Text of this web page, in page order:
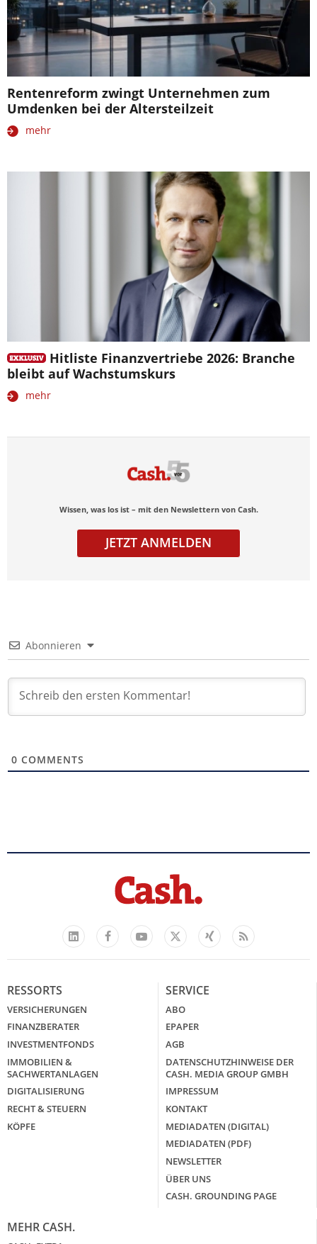
Rentenreform zwingt Unternehmen zum
Umdenken bei der Altersteilzeit
mehr
Hitliste Finanzvertriebe 2026: Branche
bleibt auf Wachstumskurs
mehr
Wissen, was los ist – mit den Newslettern von Cash.
JETZT ANMELDEN
Abonnieren
0 COMMENTS
LinkedIn
FacebookYouTube
X
Xing Feed
RESSORTS
VERSICHERUNGEN
FINANZBERATER
INVESTMENTFONDS
IMMOBILIEN &
SACHWERTANLAGEN
DIGITALISIERUNG
RECHT & STEUERN
KÖPFE
SERVICE
ABO
EPAPER
AGB
DATENSCHUTZHINWEISE DER
CASH. MEDIA GROUP GMBH
IMPRESSUM
KONTAKT
MEDIADATEN (DIGITAL)
MEDIADATEN (PDF)
NEWSLETTER
ÜBER UNS
CASH. GROUNDING PAGE
MEHR CASH.